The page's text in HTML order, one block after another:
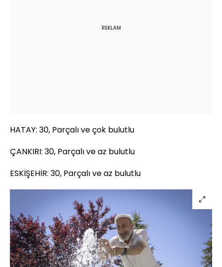
REKLAM
HATAY: 30, Parçalı ve çok bulutlu
ÇANKIRI: 30, Parçalı ve az bulutlu
ESKİŞEHİR: 30, Parçalı ve az bulutlu